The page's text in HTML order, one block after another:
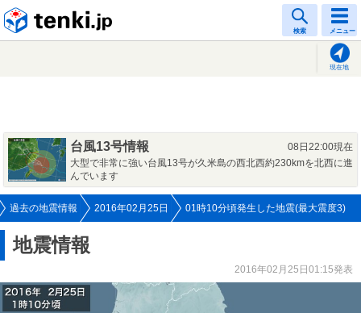
検索 メニュー
現在地
台風13号情報
08日22:00現在
大型で非常に強い台風13号が久米島の西北西約230kmを北西に進
んでいます
過去の地震情報 2016年02月25日 01時10分頃発生した地震(最大震度3)
地震情報
2016年02月25日01:15発表